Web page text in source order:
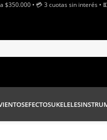
• 💳 3 cuotas sin interés •
EFECTOSUKELELES